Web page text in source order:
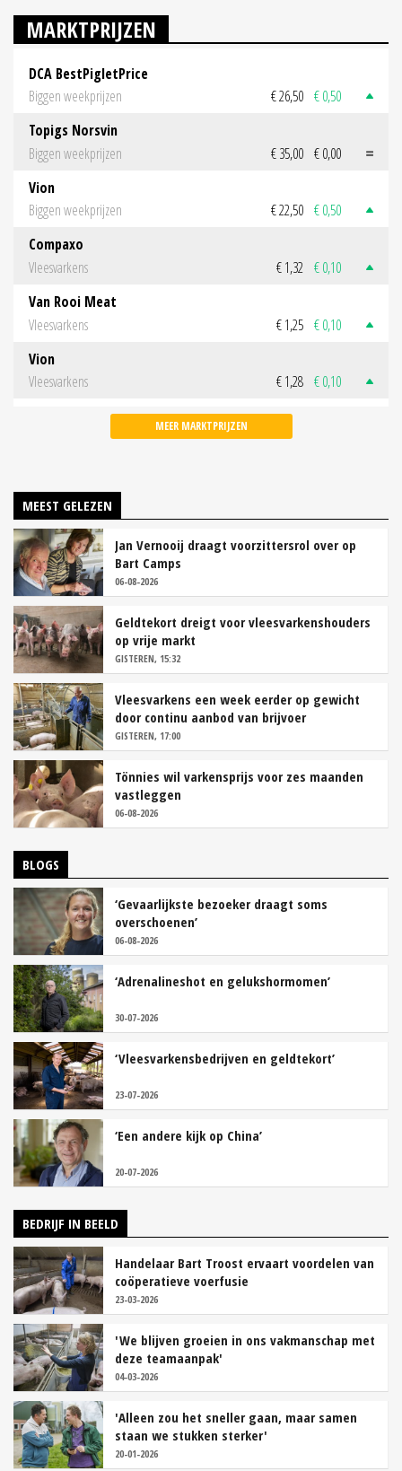
MARKTPRIJZEN
DCA BestPigletPrice
Biggen weekprijzen
€ 26,50 € 0,50
Topigs Norsvin
Biggen weekprijzen
€ 35,00 € 0,00
Vion
Biggen weekprijzen
€ 22,50 € 0,50
Compaxo
Vleesvarkens
€ 1,32 € 0,10
Van Rooi Meat
Vleesvarkens
€ 1,25 € 0,10
Vion
Vleesvarkens
€ 1,28 € 0,10
MEER MARKTPRIJZEN
MEEST GELEZEN
Jan Vernooij draagt voorzittersrol over op
Bart Camps
06-08-2026
Geldtekort dreigt voor vleesvarkenshouders
op vrije markt
GISTEREN, 15:32
Vleesvarkens een week eerder op gewicht
door continu aanbod van brijvoer
GISTEREN, 17:00
Tönnies wil varkensprijs voor zes maanden
vastleggen
06-08-2026
BLOGS
‘Gevaarlijkste bezoeker draagt soms
overschoenen’
06-08-2026
‘Adrenalineshot en gelukshormomen’
30-07-2026
‘Vleesvarkensbedrijven en geldtekort’
23-07-2026
‘Een andere kijk op China’
20-07-2026
BEDRIJF IN BEELD
Handelaar Bart Troost ervaart voordelen van
coöperatieve voerfusie
23-03-2026
'We blijven groeien in ons vakmanschap met
deze teamaanpak'
04-03-2026
'Alleen zou het sneller gaan, maar samen
staan we stukken sterker'
20-01-2026